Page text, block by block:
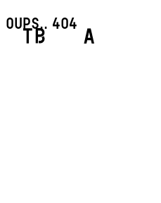
oups.. 404